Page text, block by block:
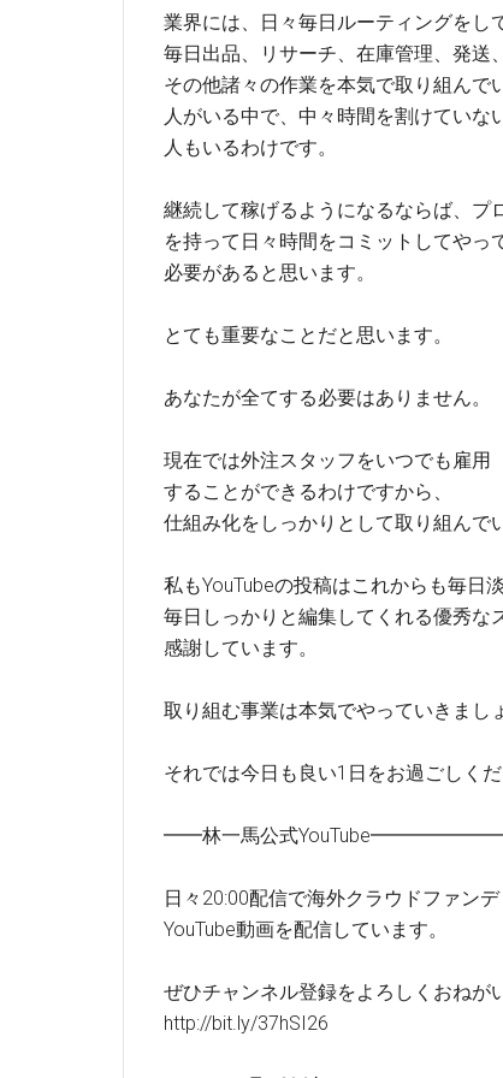
業界には、日々毎日ルーティングをし
毎日出品、リサーチ、在庫管理、発送、
その他諸々の作業を本気で取り組んで
人がいる中で、中々時間を割けていな
人もいるわけです。
継続して稼げるようになるならば、プ
を持って日々時間をコミットしてやっ
必要があると思います。
とても重要なことだと思います。
あなたが全てする必要はありません。
現在では外注スタッフをいつでも雇用
することができるわけですから、
仕組み化をしっかりとして取り組んで
私もYouTubeの投稿はこれからも毎日
毎日しっかりと編集してくれる優秀な
感謝しています。
取り組む事業は本気でやっていきまし
それでは今日も良い1日をお過ごしく
━━林一馬公式
日々20:00配信で海外クラウドファン
YouTube動画を配信しています。
ぜひチャンネル登録をよろしくおねが
http://bit.ly/37hSI26